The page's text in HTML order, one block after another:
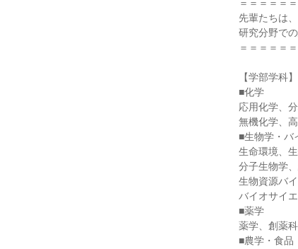
＝＝＝＝＝
先輩たちは
研究分野で
＝＝＝＝＝
【学部学科】
■化学
応用化学、
無機化学、
■生物学・バ
生命環境、
分子生物学
生物資源バ
バイオサイ
■薬学
薬学、創薬
■農学・食品